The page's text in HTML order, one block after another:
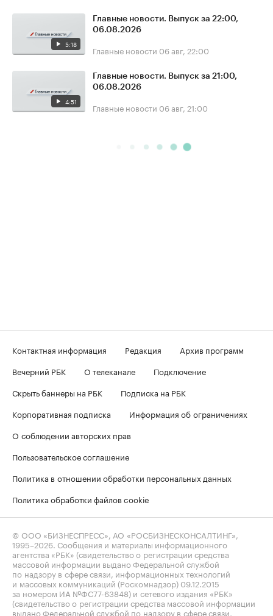
5:18
Главные новости. Выпуск за 22:00,
06.08.2026
Главные новости 06 авг, 22:00
4:51
Главные новости. Выпуск за 21:00,
06.08.2026
Главные новости 06 авг, 21:00
Контактная информация Редакция
Архив программ
Вечерний РБК
О телеканале
Подключение
Скрыть баннеры на РБК
Подписка на РБК
Корпоративная подписка
Информация об ограничениях
О соблюдении авторских прав
Пользовательское соглашение
Политика в отношении обработки персональных данных
Политика обработки файлов cookie
© ООО «БИЗНЕСПРЕСС», АО «РОСБИЗНЕСКОНСАЛТИНГ»,
1995–2026 . Сообщения и материалы информационного
агентства «РБК» (свидетельство о регистрации средства
массовой информации выдано Федеральной службой
по надзору в сфере связи, информационных технологий
и массовых коммуникаций (Роскомнадзор) 09.12.2015
за номером ИА №ФС77-63848) и сетевого издания «РБК»
(свидетельство о регистрации средства массовой информации
выдано Федеральной службой по надзору в сфере связи,